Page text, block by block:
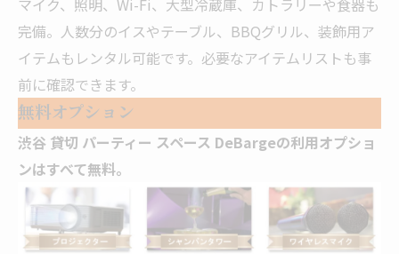
マイク、照明、Wi-Fi、大型冷蔵庫、カトラリーや食器も
完備。人数分のイスやテーブル、BBQグリル、装飾用ア
イテムもレンタル可能です。必要なアイテムリストも事
前に確認できます。
無料オプション
渋谷 貸切 パーティー スペース DeBargeの利用オプショ
ンはすべて無料。